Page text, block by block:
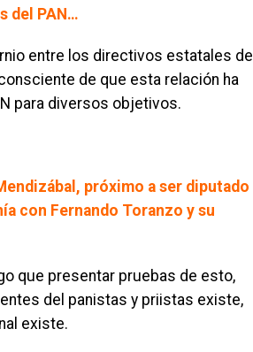
del PAN…
entre los directivos estatales del
de que esta relación ha
para diversos objetivos.
próximo a ser diputado
con Fernando Toranzo y su
que presentar pruebas de esto,
del panistas y priistas existe,
existe.